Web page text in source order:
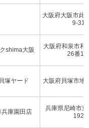
大阪府大阪市此
9-31
shima大阪
大阪府和泉市和
26番1
塚ヤード 大阪府貝塚市地
庫園田店
兵庫県尼崎市
192